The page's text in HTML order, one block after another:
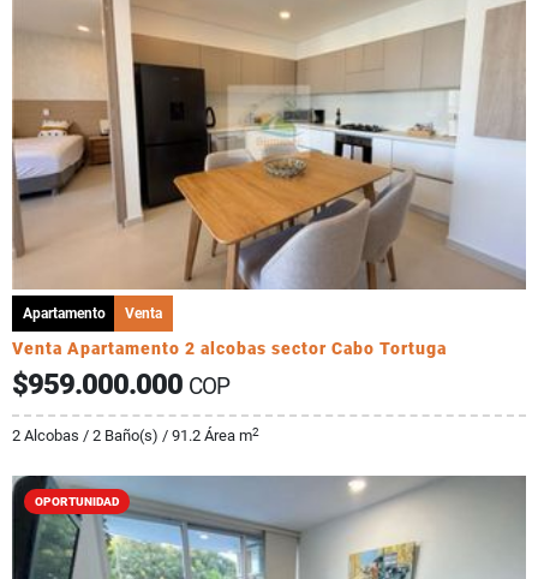
Apartamento Venta
Venta Apartamento 2 alcobas sector Cabo Tortuga
$959.000.000 COP
2 Alcobas / 2 Baño(s) / 91.2 Área m2
OPORTUNIDAD